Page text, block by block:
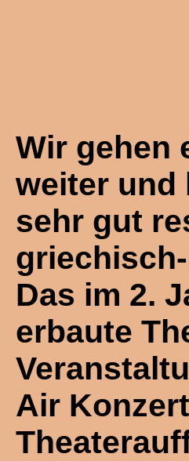
Wir gehen
weiter und
sehr gut
Das im 2.
erbaute
Air